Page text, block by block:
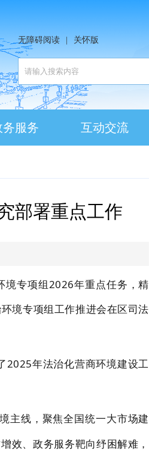
无障碍阅读 关怀版
务服务 互动交流
部署重点工作
境专项组2026年重点任务，精
境专项组工作推进会在区司法
2025年法治化营商环境建设工
主线，聚焦全国统一大市场建
效、政务服务靶向纾困解难，